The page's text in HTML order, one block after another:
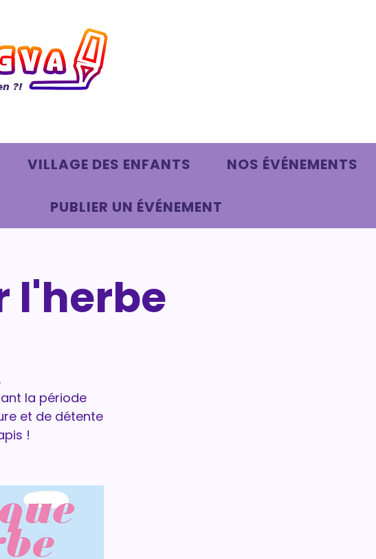
?!
VILLAGE DES ENFANTS NOS ÉVÉNEMENTS
PUBLIER UN ÉVÉNEMENT
l'herbe
la période
et de détente
!